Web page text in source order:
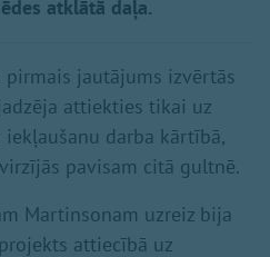
atklātā daļa.
pirmais jautājums izvērtās
attiekties tikai uz
darba kārtībā,
pavisam citā gultnē.
Martinsonam uzreiz bija
attiecībā uz